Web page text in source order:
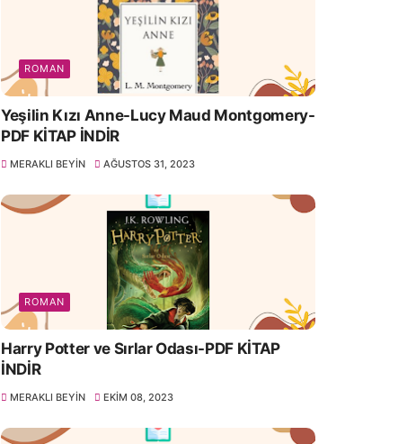
ROMAN
Yeşilin Kızı Anne-Lucy Maud Montgomery-
PDF KİTAP İNDİR
MERAKLI BEYIN AĞUSTOS 31, 2023
ROMAN
Harry Potter ve Sırlar Odası-PDF KİTAP
İNDİR
MERAKLI BEYIN EKIM 08, 2023